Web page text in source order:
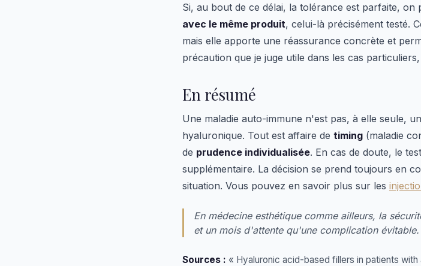
Si, au bout de ce délai, la tolérance est parfaite,
avec le même produit, celui-là précisément testé.
mais elle apporte une réassurance concrète et
précaution que je juge utile dans les cas
En résumé
Une maladie auto-immune n'est pas, à elle seule,
hyaluronique. Tout est affaire de timing (maladie
de prudence individualisée. En cas de doute, le
supplémentaire. La décision se prend toujours en
situation. Vous pouvez en savoir plus sur les
En médecine esthétique comme ailleurs, la
et un mois d'attente qu'une complication évitable.
Sources : « Hyaluronic acid-based fillers in patients